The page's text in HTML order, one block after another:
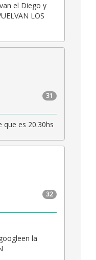
el Diego y
LOS
31
que es 20.30hs
32
la